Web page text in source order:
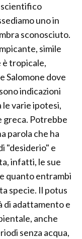
scientifico
uno in
sconosciuto.
simile
è tropicale,
Salomone dove
indicazioni
le varie ipotesi,
greca. Potrebbe
parola che ha
"desiderio" e
infatti, le sue
quanto entrambi
specie. Il potus
di adattamento e
anche
senza acqua,